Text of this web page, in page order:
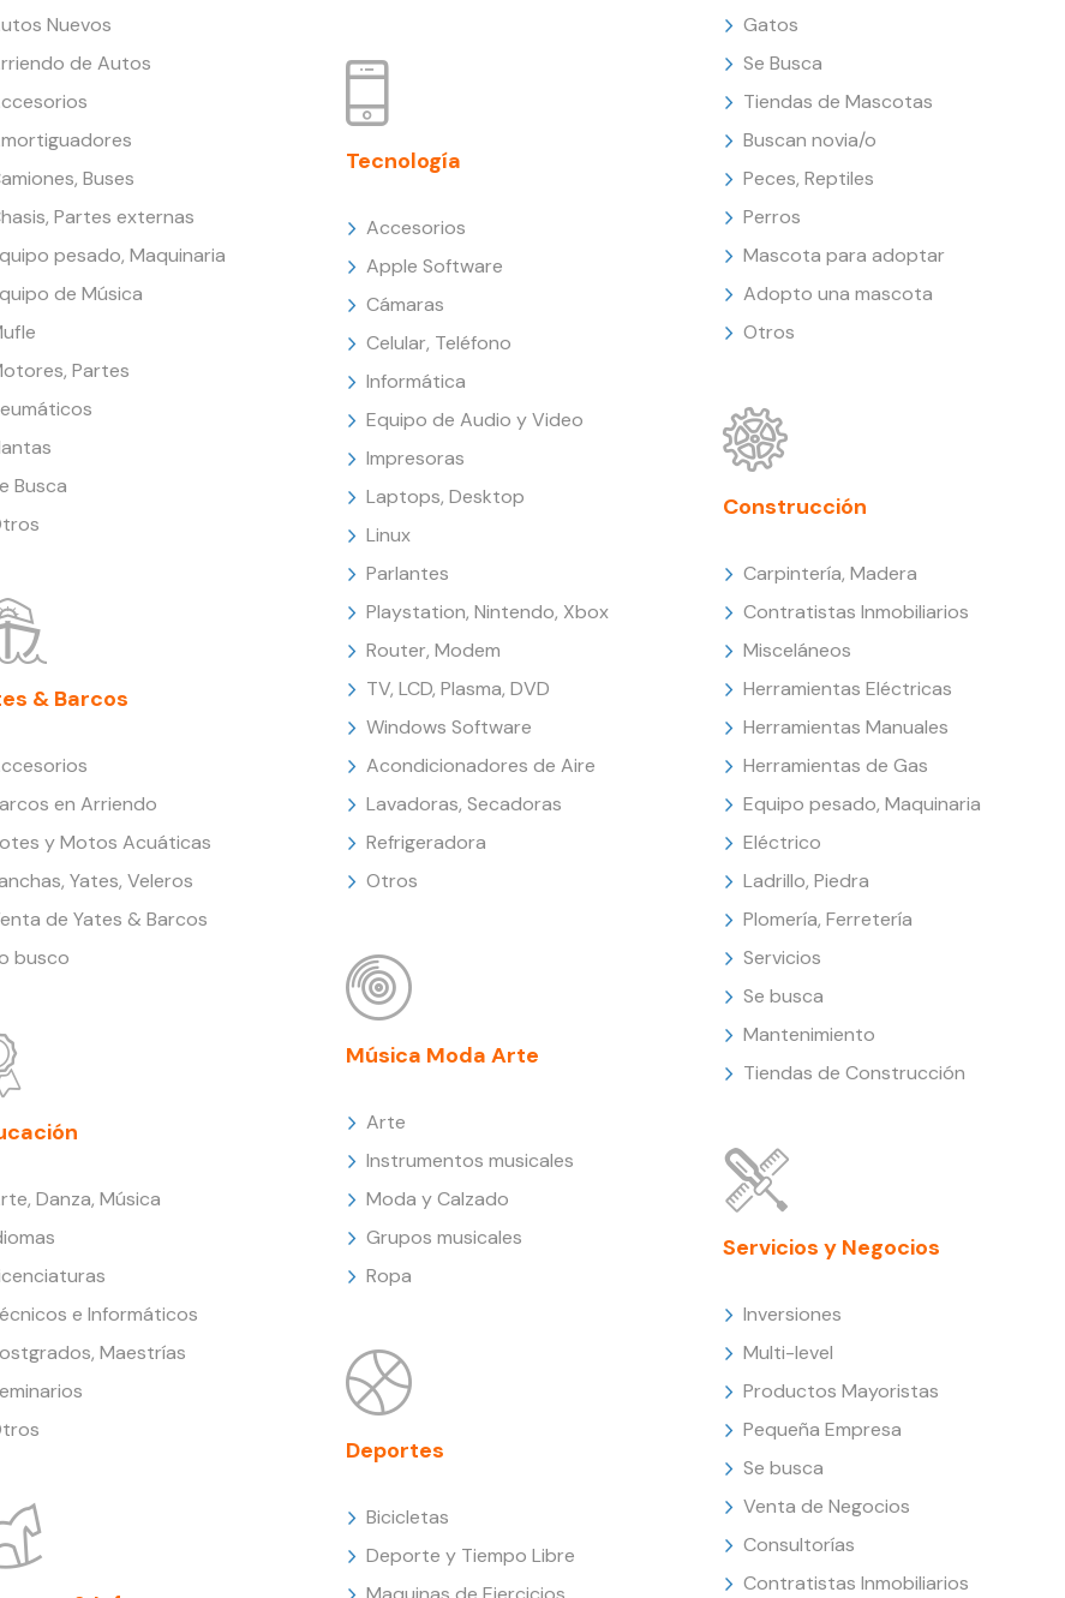
Nuevos
de Autos
Buses
Partes externas
pesado, Maquinaria
de Música
Partes
Busca
& Barcos
en Arriendo
y Motos Acuáticas
Yates, Veleros
de Yates & Barcos
busco
Danza, Música
e Informáticos
Maestrías
Tecnología
Accesorios
Apple Software
Cámaras
Celular, Teléfono
Informática
Equipo de Audio y Video
Impresoras
Laptops, Desktop
Linux
Parlantes
Playstation, Nintendo, Xbox
Router, Modem
TV, LCD, Plasma, DVD
Windows Software
Acondicionadores de Aire
Lavadoras, Secadoras
Refrigeradora
Otros
Música Moda Arte
Arte
Instrumentos musicales
Moda y Calzado
Grupos musicales
Ropa
Deportes
Bicicletas
Deporte y Tiempo Libre
Gatos
Se Busca
Tiendas de Mascotas
Buscan novia/o
Peces, Reptiles
Perros
Mascota para adoptar
Adopto una mascota
Otros
Construcción
Carpintería, Madera
Contratistas Inmobiliarios
Misceláneos
Herramientas Eléctricas
Herramientas Manuales
Herramientas de Gas
Equipo pesado, Maquinaria
Eléctrico
Ladrillo, Piedra
Plomería, Ferretería
Servicios
Se busca
Mantenimiento
Tiendas de Construcción
Servicios y Negocios
Inversiones
Multi-level
Productos Mayoristas
Pequeña Empresa
Se busca
Venta de Negocios
Consultorías
Contratistas Inmobiliarios